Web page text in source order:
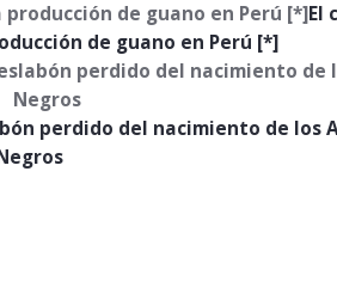
El
de guano en Perú [*]
perdido del nacimiento de los